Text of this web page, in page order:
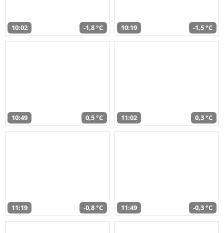
10:02 -1,8 °C 10:19 -1,5 °C
10:49 0,5 °C 11:02 0,3 °C
11:19 -0,8 °C 11:49 -0,3 °C